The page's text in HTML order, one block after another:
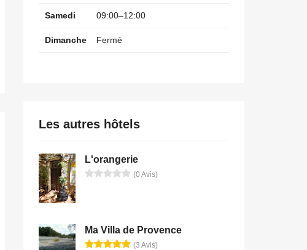
Samedi 09:00–12:00
Dimanche Fermé
Les autres hôtels
L'orangerie
(0 Avis)
Ma Villa de Provence
(3 Avis)